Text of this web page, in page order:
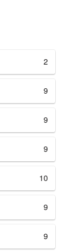
2
9
9
9
10
9
9